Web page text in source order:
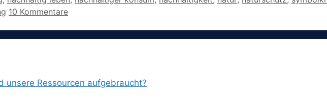
10 Kommentare
unsere Ressourcen aufgebraucht?